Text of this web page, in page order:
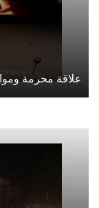
علاقة محرمة